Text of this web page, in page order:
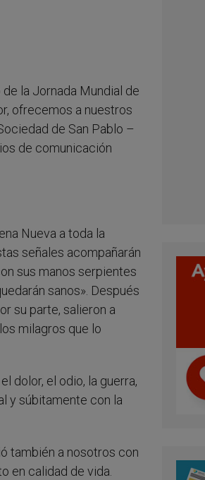
la Jornada Mundial de
ofrecemos a nuestros
de San Pablo –
de comunicación
Nueva a toda la
señales acompañarán
sus manos serpientes
sanos». Después
su parte, salieron a
milagros que lo
dolor, el odio, la guerra,
y súbitamente con la
también a nosotros con
en calidad de vida.